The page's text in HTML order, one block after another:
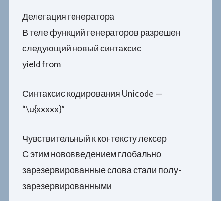
Делегация генератора
В теле функций генераторов разрешен
следующий новый синтаксис
yield from
Синтаксис кодирования Unicode —
“\u{xxxxx}”
Чувствительный к контексту лексер
С этим нововведением глобально
зарезервированные слова стали полу-
зарезервированными